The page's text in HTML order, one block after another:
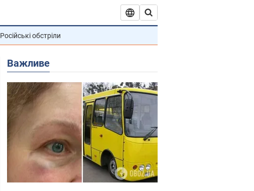
Російські обстріли
Важливе